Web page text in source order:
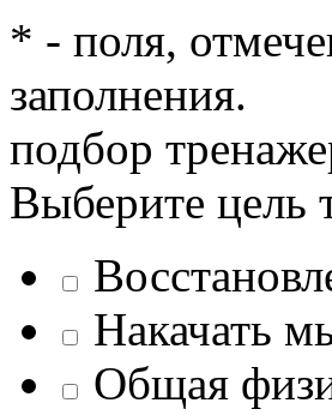
* - поля,
заполнения.
подбор
Выберите цель
Накачать
Общая